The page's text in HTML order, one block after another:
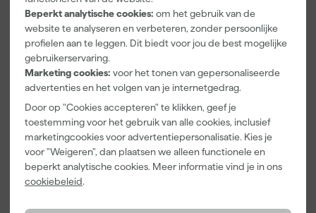
Beperkt analytische cookies: om het gebruik van de
website te analyseren en verbeteren, zonder persoonlijke
profielen aan te leggen. Dit biedt voor jou de best mogelijke
gebruikerservaring.
Marketing cookies: voor het tonen van gepersonaliseerde
advertenties en het volgen van je internetgedrag.
Door op "Cookies accepteren" te klikken, geef je
toestemming voor het gebruik van alle cookies, inclusief
marketingcookies voor advertentiepersonalisatie. Kies je
voor "Weigeren", dan plaatsen we alleen functionele en
beperkt analytische cookies. Meer informatie vind je in ons
cookiebeleid.
76,96
incl. BTW
34,99 223 ,85